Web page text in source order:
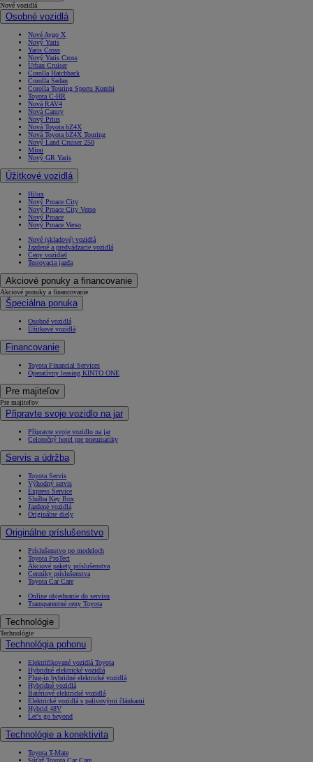
Nové vozidlá
Osobné vozidlá
Nové Aygo X
Nový Yaris
Yaris Cross
Nový Yaris Cross
Urban Cruiser
Corolla Hatchback
Corolla Sedan
Corolla Touring Sports Kombi
Toyota C-HR
Nová RAV4
Nová Camry
Nový Prius
Nová Toyota bZ4X
Nová Toyota bZ4X Touring
Nový Land Cruiser 250
Mirai
Nový GR Yaris
Úžitkové vozidlá
Hilux
Nový Proace City
Nový Proace City Verso
Nový Proace
Nový Proace Verso
Nové (skladové) vozidlá
Jazdené a predvádzacie vozidlá
Ceny vozidiel
Testovacia jazda
Akciové ponuky a financovanie
Akciové ponuky a financovanie
Špeciálna ponuka
Osobné vozidlá
Úžitkové vozidlá
Financovanie
Toyota Financial Services
Operatívny leasing KINTO ONE
Pre majiteľov
Pre majiteľov
Připravte svoje vozidlo na jar
Připravte svoje vozidlo na jar
Celoročný hotel pre pneumatiky
Servis a údržba
Toyota Servis
Výhodný servis
Express Service
Služba Key Box
Jazdené vozidlá
Originálne diely
Originálne príslušenstvo
Príslušenstvo po modeloch
Toyota ProTect
Akciové pakety príslušenstva
Cenníky príslušenstva
Toyota Car Care
Online objednanie do servisu
Transparentné ceny Toyota
Technológie
Technológie
Technológia pohonu
Elektrifikované vozidlá Toyota
Hybridné elektrické vozidlá
Plug-in hybridné elektrické vozidlá
Hybridné vozidlá
Batériové elektrické vozidlá
Elektrické vozidlá s palivovými článkami
Hybrid 48V
Let's go beyond
Technológie a konektivita
Toyota T-Mate
Súťaž Toyota Car Care